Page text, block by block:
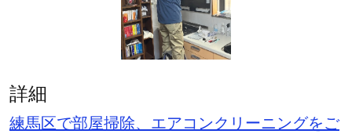
詳細
練馬区で部屋掃除、エアコンクリーニングをご